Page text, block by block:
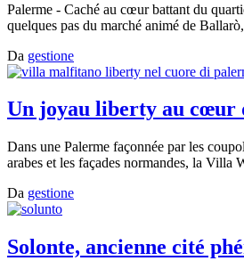
Palerme - Caché au cœur battant du
quelques pas du marché animé de
Da gestione
Un joyau liberty au cœur
Dans une Palerme façonnée par les
arabes et les façades normandes, la
Da gestione
Solonte, ancienne cité